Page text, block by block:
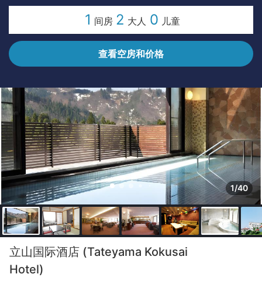
1 间房 2 大人 0 儿童
查看空房和价格
1/40
立山国际酒店 (Tateyama Kokusai
Hotel)